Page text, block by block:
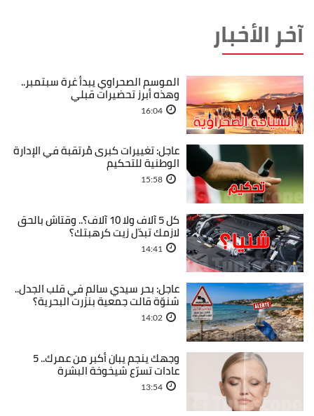
آخر الأخبار
الموسم الصحراوي يبدأ غرة سبتمبر..
وهذه أبرز تحضيرات قبلي
16:04
عاجل: تغييرات كبرى مُرتقبة في الإدارة
الوطنية للتحكيم
15:58
كل 5 آلاف ولا 10 آلاف؟.. وقتاش بالحق
لازمك تبدّل زيت كرهبتك؟
14:41
عاجل: بحر سيدي سالم في قلب الجدل..
شنوّة قالت جمعية بنزرت البحرية؟
14:02
وجهك ينجم يبان أكبر من عمرك.. 5
عادات تسرّع شيخوخة البشرة
13:54